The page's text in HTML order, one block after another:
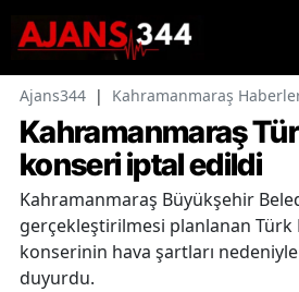
Ajans344 | Kahramanmaraş
Kahramanmaraş
konseri iptal edildi
Kahramanmaraş Büyükşehir
gerçekleştirilmesi planlanan Türk
konserinin hava şartları
duyurdu.